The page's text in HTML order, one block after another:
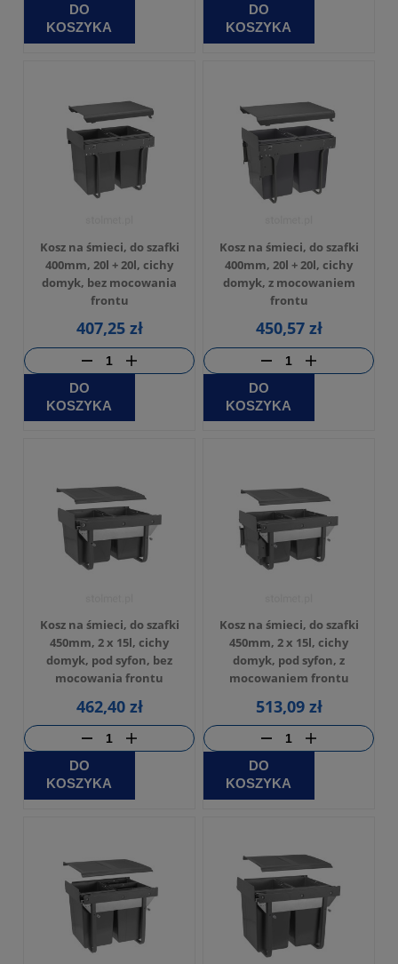
DO
KOSZYKA
DO
KOSZYKA
Kosz na śmieci, do szafki
400mm, 20l + 20l, cichy
domyk, bez mocowania
frontu
407,25 zł
DO
KOSZYKA
Kosz na śmieci, do szafki
400mm, 20l + 20l, cichy
domyk, z mocowaniem
frontu
450,57 zł
DO
KOSZYKA
Kosz na śmieci, do szafki
450mm, 2 x 15l, cichy
domyk, pod syfon, bez
mocowania frontu
462,40 zł
DO
KOSZYKA
Kosz na śmieci, do szafki
450mm, 2 x 15l, cichy
domyk, pod syfon, z
mocowaniem frontu
513,09 zł
DO
KOSZYKA